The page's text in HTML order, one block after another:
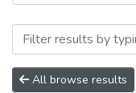
Browsing
All browse results